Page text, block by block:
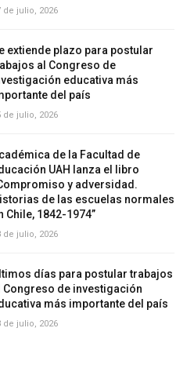
de julio, 2026
extiende plazo para postular
al Congreso de
educativa más
del país
de julio, 2026
de la Facultad de
UAH lanza el libro
y adversidad.
de las escuelas normales
Chile, 1842-1974”
de julio, 2026
días para postular trabajos
Congreso de investigación
más importante del país
de julio, 2026